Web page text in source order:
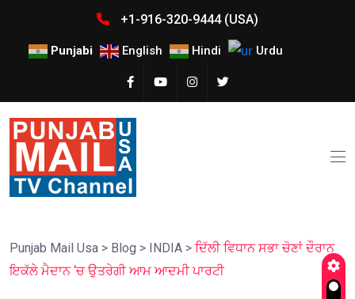
+1-916-320-9444 (USA)
Punjabi English Hindi Urdu
Punjab Mail Usa > Blog > INDIA > ਦਿੱਲੀ ਵਿਧਾਨ ਸਭਾ ਚੋਣਾਂ ਦੌਰਾਨ
ਇਕੱਲੇ ਮੈਦਾਨ ‘ਚ ਉਤਰੇਗੀ ਆਮ ਆਦਮੀ ਪਾਰਟੀ